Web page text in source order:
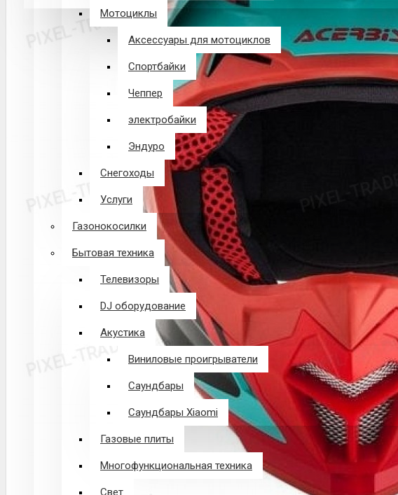
Мотоциклы
Аксессуары для мотоциклов
Спортбайки
Чеппер
электробайки
Эндуро
Снегоходы
Услуги
Газонокосилки
Бытовая техника
Телевизоры
DJ оборудование
Акустика
Виниловые проигрыватели
Саундбары
Саундбары Xiaomi
Газовые плиты
Многофункциональная техника
Свет